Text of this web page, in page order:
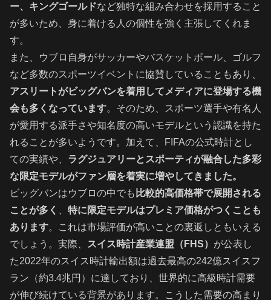
ー、キングゴールドなど独特な組み合わせを採用すること
が多いため、身に着ける人の個性を強く主張してくれま
す。
また、ウブロ自身がサッカーやバスケットボール、ゴルフ
など多数のスポーツイベントに協賛していることもあり、
アスリートがビッグバンを着用してメディアに登場する機
会も多くなっています。そのため、スポーツ選手や有名人
が愛用する派手さや知名度の高いモデルという認識を持た
れることが多いようです。加えて、FIFAの公式時計とし
ての実績や、 ラグジュアリーとスポーティが融合した多彩
な限定モデルがファン層を着実に増やしてきました。
ビッグバンはウブロの中でも 比較的高価格帯で展開される
ことが多く
特に限定モデルはプレミア価格がつくことも
あります。これは市場評価が高いことの裏返しともいえる
でしょう。実際、
スイス時計産業連盟（FHS） が公表し
た2022年のスイス時計輸出額は過去最高の242億スイスフ
ラン（約3.4兆円）に達しており、世界的に高級時計需要
が伸び続けている背景があります。こうした需要の高まり